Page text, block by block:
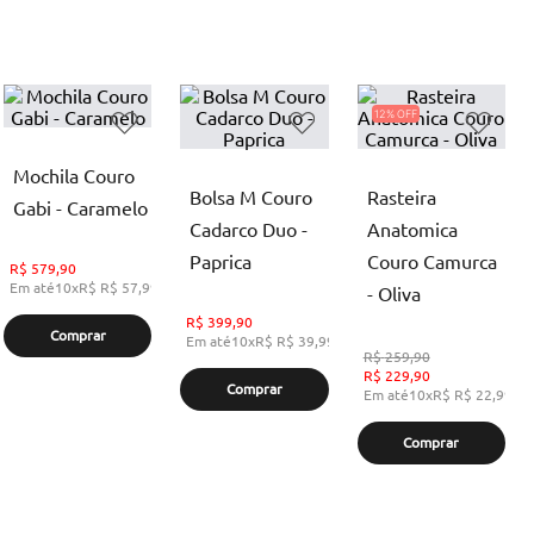
Mochila Couro
Gabi - Caramelo
R$ 579,90
Em até10xR$ R$ 57,99
Comprar
Bolsa M Couro
Cadarco Duo -
Paprica
R$ 399,90
Em até10xR$ R$ 39,99
Comprar
12%
Rasteira
Anatomica
Couro Camurca
- Oliva
R$259,90
R$ 229,90
Em até10xR$ R$ 22,99
Comprar